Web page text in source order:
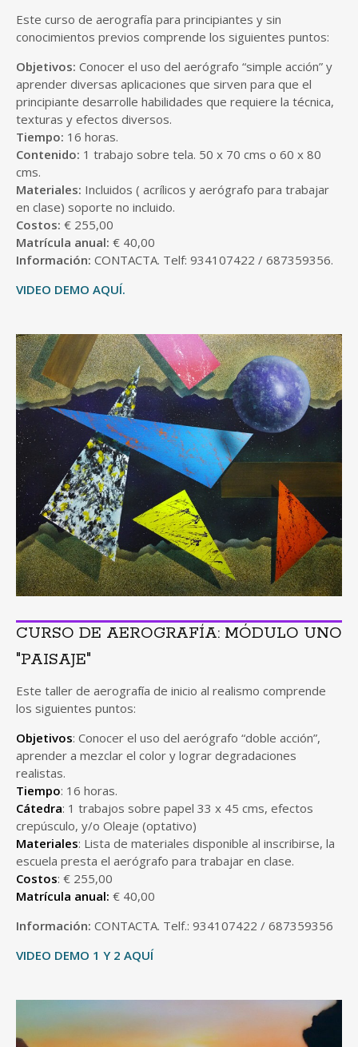
Este curso de aerografía para principiantes y sin
conocimientos previos comprende los siguientes puntos:
Objetivos: Conocer el uso del aerógrafo “simple acción” y
aprender diversas aplicaciones que sirven para que el
principiante desarrolle habilidades que requiere la técnica,
texturas y efectos diversos.
Tiempo: 16 horas.
Contenido: 1 trabajo sobre tela. 50 x 70 cms o 60 x 80
cms.
Materiales: Incluidos ( acrílicos y aerógrafo para trabajar
en clase) soporte no incluido.
Costos: € 255,00
Matrícula anual: € 40,00
Información: CONTACTA. Telf: 934107422 / 687359356.
VIDEO DEMO AQUÍ.
CURSO DE AEROGRAFÍA: MÓDULO UNO
"PAISAJE"
Este taller de aerografía de inicio al realismo comprende
los siguientes puntos:
Objetivos: Conocer el uso del aerógrafo “doble acción”,
aprender a mezclar el color y lograr degradaciones
realistas.
Tiempo: 16 horas.
Cátedra: 1 trabajos sobre papel 33 x 45 cms, efectos
crepúsculo, y/o Oleaje (optativo)
Materiales: Lista de materiales disponible al inscribirse, la
escuela presta el aerógrafo para trabajar en clase.
Costos: € 255,00
Matrícula anual: € 40,00
Información: CONTACTA. Telf.: 934107422 / 687359356
VIDEO DEMO 1 Y 2 AQUÍ